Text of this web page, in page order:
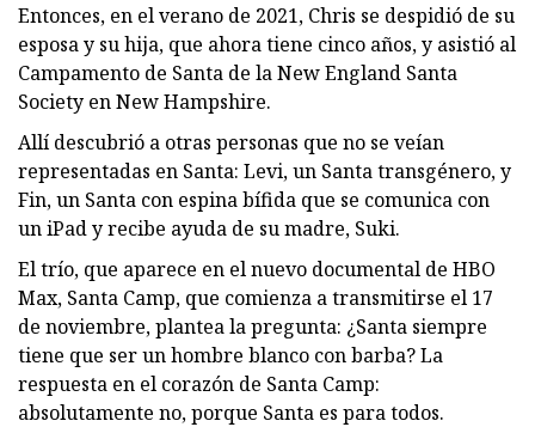
Entonces, en el verano de 2021, Chris se despidió de su
esposa y su hija, que ahora tiene cinco años, y asistió al
Campamento de Santa de la New England Santa
Society en New Hampshire.
Allí descubrió a otras personas que no se veían
representadas en Santa: Levi, un Santa transgénero, y
Fin, un Santa con espina bífida que se comunica con
un iPad y recibe ayuda de su madre, Suki.
El trío, que aparece en el nuevo documental de HBO
Max, Santa Camp, que comienza a transmitirse el 17
de noviembre, plantea la pregunta: ¿Santa siempre
tiene que ser un hombre blanco con barba? La
respuesta en el corazón de Santa Camp:
absolutamente no, porque Santa es para todos.